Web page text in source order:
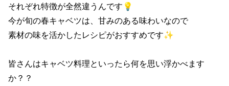
それぞれ特徴が全然違うんです💡
今が旬の春キャベツは、甘みのある味わいなので
素材の味を活かしたレシピがおすすめです✨
皆さんはキャベツ料理といったら何を思い浮かべます
か？？